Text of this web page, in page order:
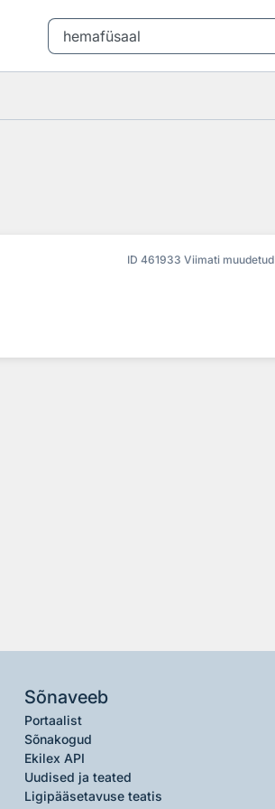
ID 461933 Viimati muudetud
Sõnaveeb
Portaalist
Sõnakogud
Ekilex API
Uudised ja teated
Ligipääsetavuse teatis